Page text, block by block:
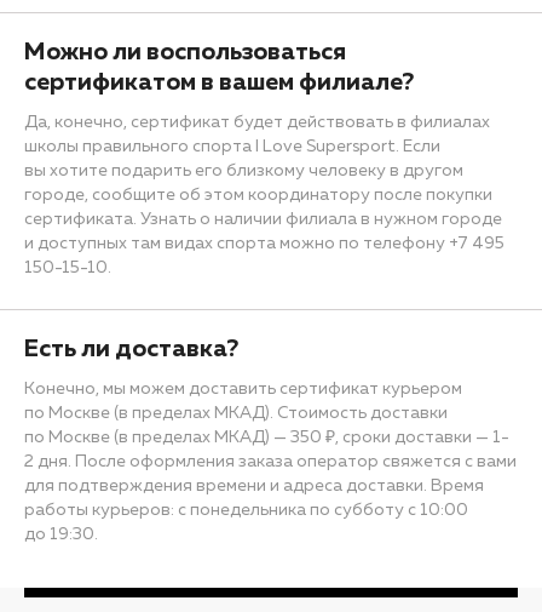
Можно ли воспользоваться
сертификатом в вашем филиале?
Да, конечно, сертификат будет действовать в филиалах
школы правильного спорта I Love Supersport. Если
вы хотите подарить его близкому человеку в другом
городе, сообщите об этом координатору после покупки
сертификата. Узнать о наличии филиала в нужном городе
и доступных там видах спорта можно по телефону +7 495
150-15-10.
Есть ли доставка?
Конечно, мы можем доставить сертификат курьером
по Москве (в пределах МКАД). Стоимость доставки
по Москве (в пределах МКАД) — 350 ₽, сроки доставки — 1-
2 дня. После оформления заказа оператор свяжется с вами
для подтверждения времени и адреса доставки. Время
работы курьеров: с понедельника по субботу с 10:00
до 19:30.